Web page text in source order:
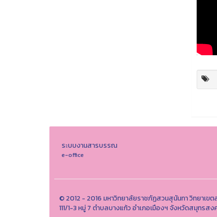
ระบบงานสารบรรณ
e-office
© 2012 - 2016 มหาวิทยาลัยราชภัฏสวนสุนันทา วิทยาเข
111/1-3 หมู่ 7 ตำบลบางแก้ว อำเภอเมืองฯ จังหวัดสมุทรส